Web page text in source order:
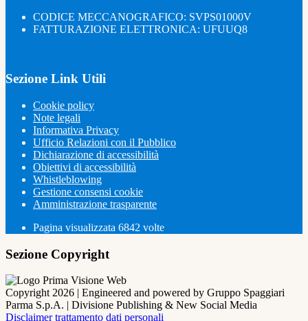
CODICE MECCANOGRAFICO: SVPS01000V
FATTURAZIONE ELETTRONICA: UFUUQ8
Sezione Link Utili
Cookie policy
Note legali
Informativa Privacy
Ufficio Relazioni con il Pubblico
Dichiarazione di accessibilità
Obiettivi di accessibilità
Whistleblowing
Gestione consensi cookie
Amministrazione trasparente
Pagina visualizzata 6842 volte
Sezione Copyright
Copyright 2026 | Engineered and powered by Gruppo Spaggiari
Parma S.p.A. | Divisione Publishing & New Social Media
Disclaimer trattamento dati personali